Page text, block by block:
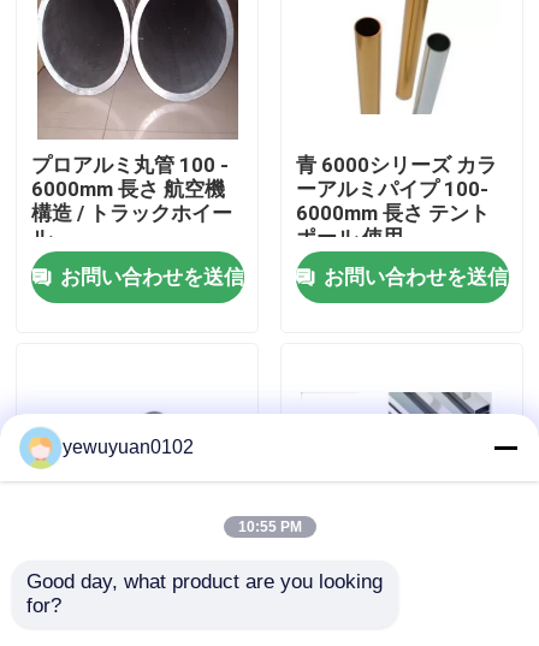
プロダクト
ビデオ
VRショー
私達について
私達に連絡しなさい
プロアルミ丸管 100 -
6000mm 長さ 航空機
構造 / トラックホイー
ル
お問い合わせを送信
青 6000シリーズ カラ
ーアルミパイプ 100-
6000mm 長さ テント
ポール 使用
お問い合わせを送信
カスタムアルミニウム
中空パイプ押出成形 高
ゴールドパウダーホー
yewuyuan0102
10:55 PM
Good day, what product are you looking
for?